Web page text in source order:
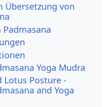
Übersetzung von
Padmasana
Yoga Mudra
Lotus Posture -
and Yoga